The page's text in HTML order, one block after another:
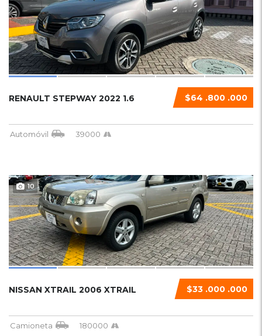
$64 .800 .000
RENAULT STEPWAY 2022 1.6
Automóvil 39000
10
$33 .000 .000
NISSAN XTRAIL 2006 XTRAIL
Camioneta 180000